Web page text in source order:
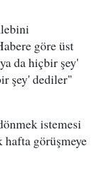
göre üst
da hiçbir şey'
şey' dediler"
istemesi
görüşmeye